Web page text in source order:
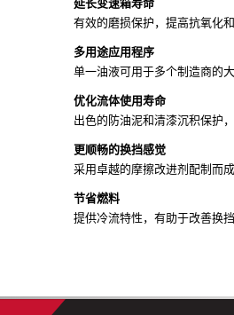
有效的磨损保护，提高抗氧化
多用途应用程序
单一油液可用于多个制造商的
优化流体使用寿命
出色的防油泥和清漆沉积保护
更顺畅的换挡感觉
采用卓越的摩擦改进剂配制而
节省燃料
提供冷流特性，有助于改善换